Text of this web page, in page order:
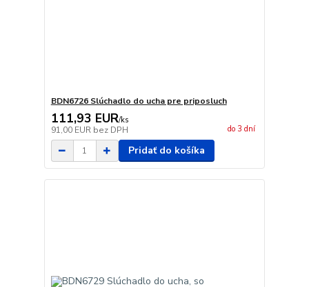
BDN6726 Slúchadlo do ucha pre priposluch
111,93 EUR/ks
91,00 EUR bez DPH do 3 dní
Pridať do košíka